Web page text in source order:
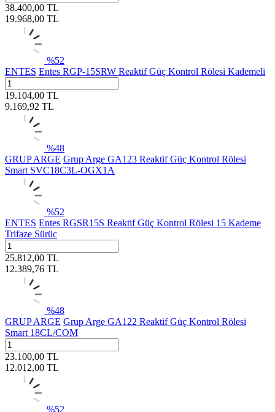
38.400,00 TL
19.968,00 TL
%52
ENTES Entes RGP-15SRW Reaktif Güç Kontrol Rölesi Kademeli
19.104,00 TL
9.169,92 TL
%48
GRUP ARGE Grup Arge GA123 Reaktif Güç Kontrol Rölesi
Smart SVC18C3L-OGX1A
%52
ENTES Entes RGSR15S Reaktif Güç Kontrol Rölesi 15 Kademe
Trifaze Sürüc
25.812,00 TL
12.389,76 TL
%48
GRUP ARGE Grup Arge GA122 Reaktif Güç Kontrol Rölesi
Smart 18CL/COM
23.100,00 TL
12.012,00 TL
%52